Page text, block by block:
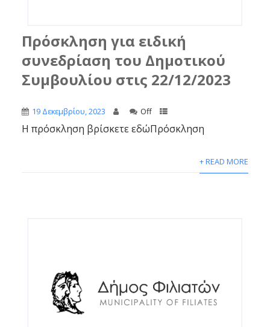
Πρόσκληση για ειδική
συνεδρίαση του Δημοτικού
Συμβουλίου στις 22/12/2023
19 Δεκεμβρίου, 2023 Off
Η πρόσκληση βρίσκετε εδώΠρόσκληση
+ READ MORE